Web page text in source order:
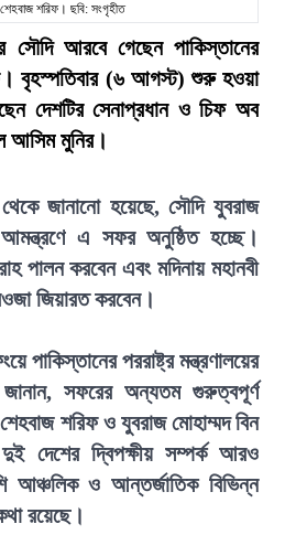
শেহবাজ শরিফ। ছবি: সংগৃহীত
সৌদি আরবে গেছেন পাকিস্তানের
বৃহস্পতিবার (৬ আগস্ট) শুরু হওয়া
দেশটির সেনাপ্রধান ও চিফ অব
আসিম মুনির।
জানানো হয়েছে, সৌদি যুবরাজ
আমন্ত্রণে এ সফর অনুষ্ঠিত হচ্ছে।
পালন করবেন এবং মদিনায় মহানবী
জিয়ারত করবেন।
পাকিস্তানের পররাষ্ট্র মন্ত্রণালয়ের
জানান, সফরের অন্যতম গুরুত্বপূর্ণ
শরিফ ও যুবরাজ মোহাম্মদ বিন
দেশের দ্বিপক্ষীয় সম্পর্ক আরও
আঞ্চলিক ও আন্তর্জাতিক বিভিন্ন
রয়েছে।